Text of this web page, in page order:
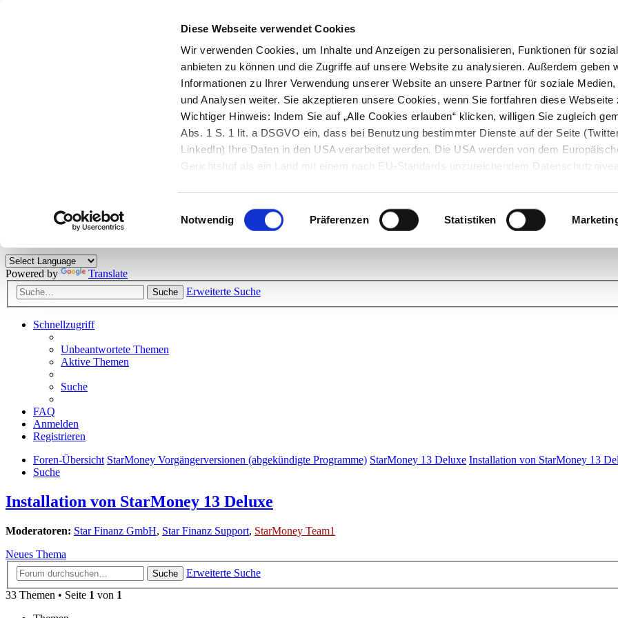
Diese Webseite verwendet Cookies
Wir verwenden Cookies, um Inhalte und Anzeigen zu personalisieren, Funktionen für
anbieten zu können und die Zugriffe auf unsere Website zu analysieren. Außerdem geben
Informationen zu Ihrer Verwendung unserer Website an unsere Partner für soziale Medien,
und Analysen weiter. Sie akzeptieren unsere Cookies, wenn Sie fortfahren diese Webseite
Wichtiger Hinweis: Indem Sie auf „Alle Cookies erlauben“ klicken, willigen Sie zugleich
Abs. 1 S. 1 lit. a DSGVO ein, dass bei Benutzung bestimmter Dienste auf der Seite
LinkedIn) Ihre Daten in den USA verarbeitet werden. Die USA werden von dem
Gerichtshof als ein Land mit einem nach EU-Standards unzureichendem
Einwilligungsauswahl
Notwendig Präferenzen Statistiken
Herzlich willkommen!
Kunden viele nützliche Hilfestellungen und interessante Tipps und Tricks. Stellen Sie Ihre Fragen und helfen Sie mit Ihrem Wissen anderen
Powered by Translate
Suche Erweiterte Suche
Schnellzugriff
Unbeantwortete Themen
Aktive Themen
Suche
FAQ
Anmelden
Registrieren
Foren-Übersicht StarMoney Vorgängerversionen (abgekündigte Programme) StarMoney 13 Deluxe Installation von StarMoney 13
Suche
Installation von StarMoney 13 Deluxe
Moderatoren: Star Finanz GmbH, Star Finanz Support, StarMoney Team1
Neues Thema
Suche
Erweiterte Suche
33 Themen • Seite 1 von 1